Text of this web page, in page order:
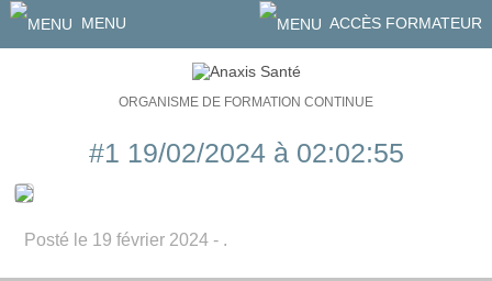
MENU ACCÈS FORMATEUR
ORGANISME DE FORMATION CONTINUE
#1 19/02/2024 à 02:02:55
Posté le 19 février 2024 - .